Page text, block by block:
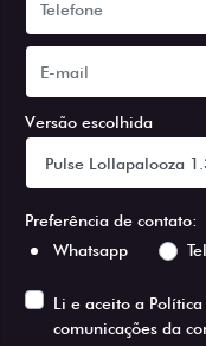
Versão escolhida
Preferência de contato:
Whatsapp
Li e aceito a
comunicações da